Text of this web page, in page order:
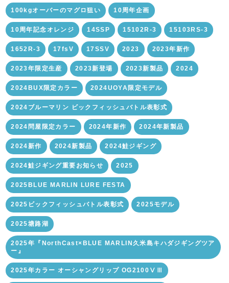
100kgオーバーのマグロ狙い 10周年企画
10周年記念オレンジ 14SSP 15102R-3 15103RS-3
1652R-3 17fsV 17SSV 2023 2023年新作
2023年限定生産 2023新登場 2023新製品 2024
2024BUX限定カラー 2024UOYA限定モデル
2024ブルーマリン ビックフィッシュバトル表彰式
2024問屋限定カラー 2024年新作 2024年新製品
2024新作 2024新製品 2024鮭ジギング
2024鮭ジギング重要お知らせ 2025
2025BLUE MARLIN LURE FESTA
2025ビックフィッシュバトル表彰式 2025モデル
2025塘路湖
2025年『NorthCast×BLUE MARLIN久米島キハダジギングツア
ー』
2025年カラー オーシャングリップ OG2100ⅤⅢ